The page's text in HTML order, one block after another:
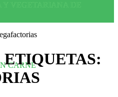
VEGETARIANA DE
CARNE